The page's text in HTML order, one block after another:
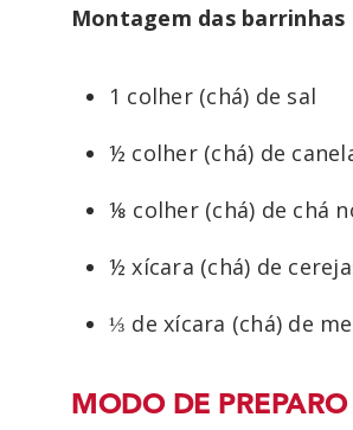
Montagem das barrinhas
1 colher (chá) de sal
½ colher (chá) de
⅛ colher (chá) de chá
½ xícara (chá) de
⅓ de xícara (chá) de
MODO DE PREPARO